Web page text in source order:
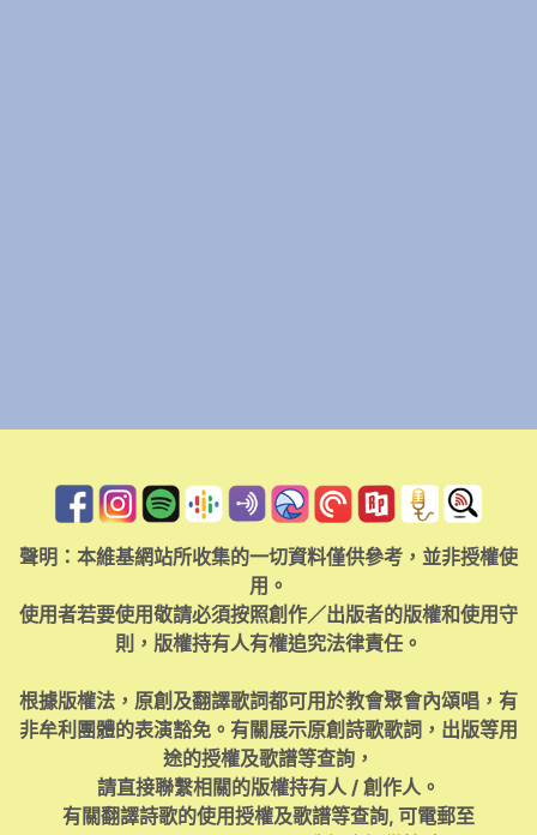
聲明：本維基網站所收集的一切資料僅供參考，並非授權使
用。
使用者若要使用敬請必須按照創作／出版者的版權和使用守
則，版權持有人有權追究法律責任。
根據版權法，原創及翻譯歌詞都可用於教會聚會內頌唱，有
非牟利團體的表演豁免。有關展示原創詩歌歌詞，出版等用
途的授權及歌譜等查詢，
請直接聯繫相關的版權持有人 / 創作人。
有關翻譯詩歌的使用授權及歌譜等查詢, 可電郵至